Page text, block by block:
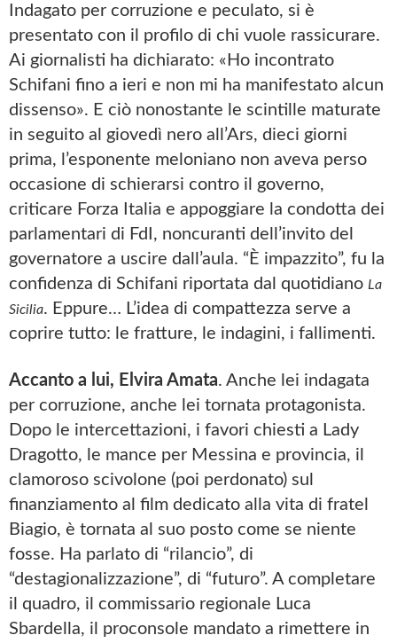
Indagato per corruzione e peculato, si è
presentato con il profilo di chi vuole rassicurare.
Ai giornalisti ha dichiarato: «Ho incontrato
Schifani fino a ieri e non mi ha manifestato alcun
dissenso». E ciò nonostante le scintille maturate
in seguito al giovedì nero all’Ars, dieci giorni
prima, l’esponente meloniano non aveva perso
occasione di schierarsi contro il governo,
criticare Forza Italia e appoggiare la condotta dei
parlamentari di FdI, noncuranti dell’invito del
governatore a uscire dall’aula. “È impazzito”, fu la
confidenza di Schifani riportata dal quotidiano La
Sicilia. Eppure… L’idea di compattezza serve a
coprire tutto: le fratture, le indagini, i fallimenti.
Accanto a lui, Elvira Amata. Anche lei indagata
per corruzione, anche lei tornata protagonista.
Dopo le intercettazioni, i favori chiesti a Lady
Dragotto, le mance per Messina e provincia, il
clamoroso scivolone (poi perdonato) sul
finanziamento al film dedicato alla vita di fratel
Biagio, è tornata al suo posto come se niente
fosse. Ha parlato di “rilancio”, di
“destagionalizzazione”, di “futuro”. A completare
il quadro, il commissario regionale Luca
Sbardella, il proconsole mandato a rimettere in